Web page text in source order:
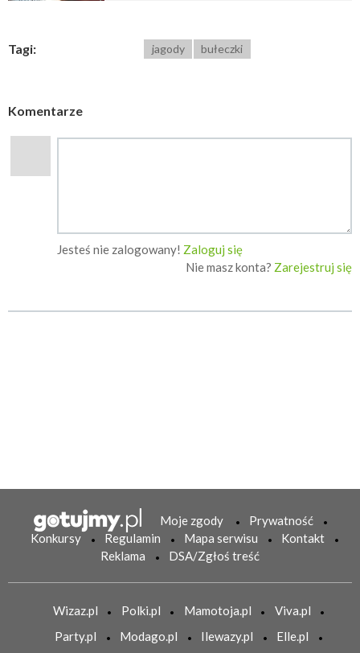
Tagi: jagody bułeczki
Komentarze
Jesteś nie zalogowany! Zaloguj się
Nie masz konta? Zarejestruj się
Moje zgody
Prywatność
Konkursy
Regulamin Mapa serwisu
Kontakt
Reklama
DSA/Zgłoś treść
Wizaz.pl Polki.pl Mamotoja.pl
Viva.pl
Party.pl
Modago.pl Ilewazy.pl Elle.pl